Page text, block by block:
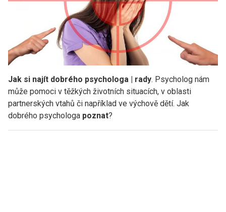
Jak si najít dobrého psychologa | rady. Psycholog nám
může pomoci v těžkých životních situacích, v oblasti
partnerských vtahů či například ve výchově dětí. Jak
dobrého psychologa poznat?